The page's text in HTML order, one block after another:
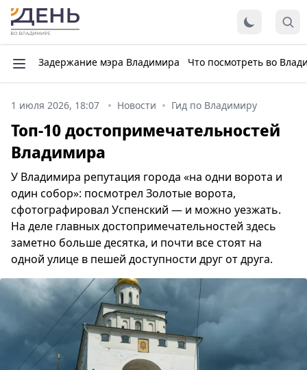
Задержание мэра Владимира Что посмотреть во
1 июля 2026, 18:07 Новости Гид по Владимиру
Топ-10 достопримечательностей
Владимира
У Владимира репутация города «на одни ворота и
один собор»: посмотрел Золотые ворота,
сфотографировал Успенский — и можно уезжать.
На деле главных достопримечательностей здесь
заметно больше десятка, и почти все стоят на
одной улице в пешей доступности друг от друга.